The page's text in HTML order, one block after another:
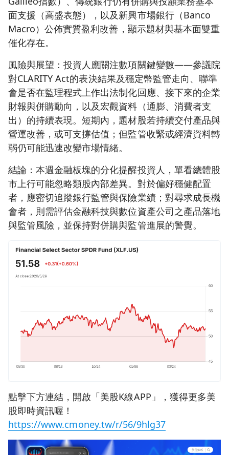
面支援（高盛表態），以及新興市場銀行（Banco
Macro）公佈實質盈利改善，顯示題材與基本面雙重
催化存在。
風險與展望：投資人應關注數項關鍵變數——參議院
對CLARITY Act的表決結果及穩定幣監管走向、聯準
會是否在監理程式上作出法制化回應、接下來的企業
財報與併購動向，以及宏觀資料（通膨、消費者支
出）的持續表現。短期內，題材股若持續交付產品與
營運改善，或可支撐估值；但監管收緊或經濟資料轉
弱仍可能迅速改變市場情緒。
結論：本週金融板塊的分化提醒投資人，單看總體股
市上行可能忽略類股內部差異。對於偏好穩健配置
者，應密切追蹤銀行監管與保險業績；對尋求成長機
會者，則需評估金融科技與數位資產公司之產品落地
與監管風險，並保持對併購與監管進展的警覺。
點擊下方連結，開啟「美股K線APP」，獲得更多美
股即時資訊喔！
https://www.cmoney.tw/r/56/9hlg37